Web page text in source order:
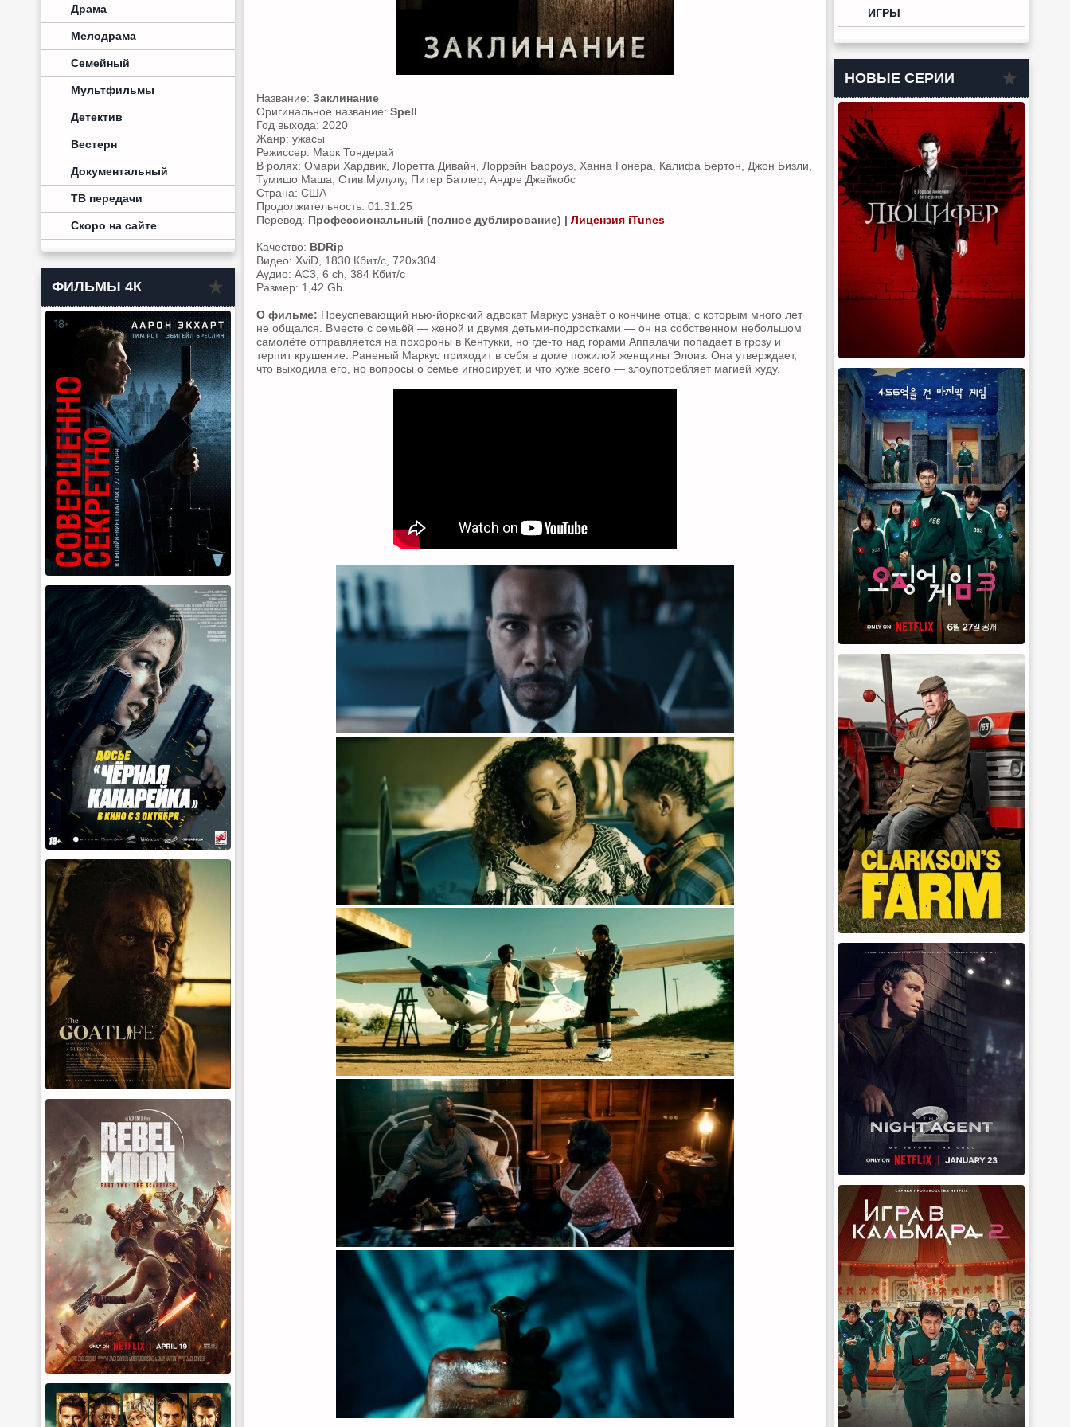
Драма
Мелодрама
Семейный
Мультфильмы
Детектив
Вестерн
Документальный
ТВ передачи
Скоро на сайте
ФИЛЬМЫ 4К
Название: Заклинание
Оригинальное название: Spell
Год выхода: 2020
Жанр: ужасы
Режиссер: Марк Тондерай
В ролях: Омари Хардвик, Лоретта Дивайн, Лоррэйн Барроуз, Ханна Гонера, Калифа Бертон, Джон Бизли,
Тумишо Маша, Стив Мулулу, Питер Батлер, Андре Джейкобс
Страна: США
Продолжительность: 01:31:25
Перевод: Профессиональный (полное дублирование) | Лицензия iTunes
Качество: BDRip
Видео: XviD, 1830 Кбит/с, 720x304
Аудио: AC3, 6 ch, 384 Кбит/с
Размер: 1,42 Gb
О фильме: Преуспевающий нью-йоркский адвокат Маркус узнаёт о кончине отца, с которым много лет
не общался. Вместе с семьёй — женой и двумя детьми-подростками — он на собственном небольшом
самолёте отправляется на похороны в Кентукки, но где-то над горами Аппалачи попадает в грозу и
терпит крушение. Раненый Маркус приходит в себя в доме пожилой женщины Элоиз. Она утверждает,
что выходила его, но вопросы о семье игнорирует, и что хуже всего — злоупотребляет магией худу.
ИГРЫ
НОВЫЕ СЕРИИ